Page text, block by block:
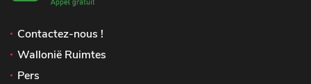
Contactez-nous !
Wallonië Ruimtes
Pers